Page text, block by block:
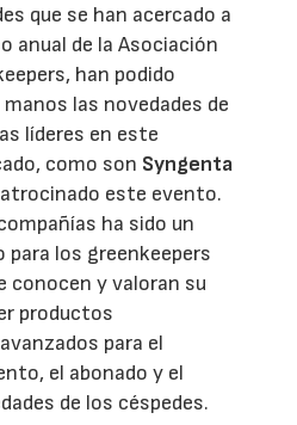
que se han acercado a
anual de la Asociación
han podido
las novedades de
líderes en este
como son Syngenta
este evento.
ha sido un
los greenkeepers
conocen y valoran su
productos
para el
el abonado y el
de los céspedes.